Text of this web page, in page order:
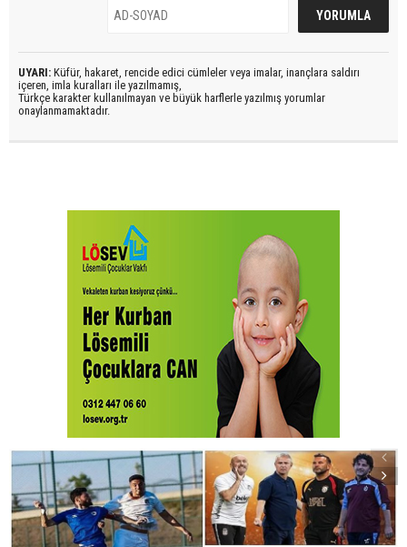
UYARI: Küfür, hakaret, rencide edici cümleler veya imalar, inançlara saldırı
içeren, imla kuralları ile yazılmamış,
Türkçe karakter kullanılmayan ve büyük harflerle yazılmış yorumlar
onaylanmamaktadır.